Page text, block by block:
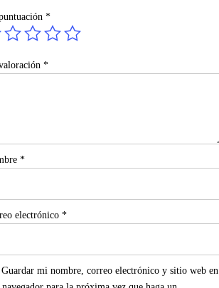
*
*
*
electrónico *
Guardar mi nombre, correo electrónico y sitio web en